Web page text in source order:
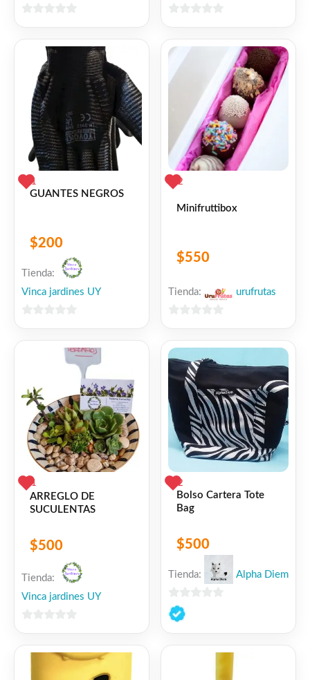
Share Facebook
WhatsApp
GmailEmailCopy
Twitter
Share
👍 2 personas recomiendan este producto
5
1
GUANTES NEGROS
$200
Tienda:
Vinca jardines UY
2
Minifruttibox
$550
Tienda: urufrutas
5
1
ARREGLO DE
SUCULENTAS
$500
Tienda:
Vinca jardines UY
2
Bolso Cartera Tote
Bag
$500
Tienda: Alpha Diem
0
de